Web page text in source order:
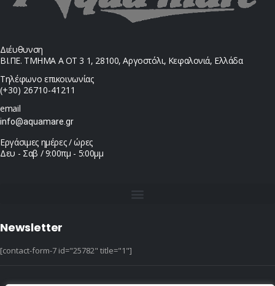
Διέυθυνση
ΒΙ.ΠΕ. ΤΜΗΜΑ Α ΟΤ 3 1, 28100, Αργοστόλι, Κεφαλονιά, Ελλάδα
Τηλέφωνο επικοινωνίας
(+30) 26710-41211
email
info@aquamare.gr
Εργάσιμες ημέρες / ώρες
Δευ - Σαβ / 9:00πμ - 5:00μμ
Newsletter
[contact-form-7 id="25782" title="1"]